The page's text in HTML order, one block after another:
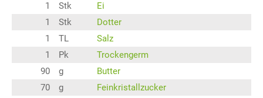
1
Stk
Ei
1
Stk
Dotter
1
TL
Salz
1
Pk
Trockengerm
90
g
Butter
70
g
Feinkristallzucker